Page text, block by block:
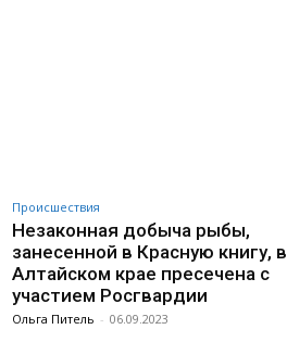
Происшествия
Незаконная добыча рыбы,
занесенной в Красную книгу, в
Алтайском крае пресечена с
участием Росгвардии
Ольга Питель - 06.09.2023